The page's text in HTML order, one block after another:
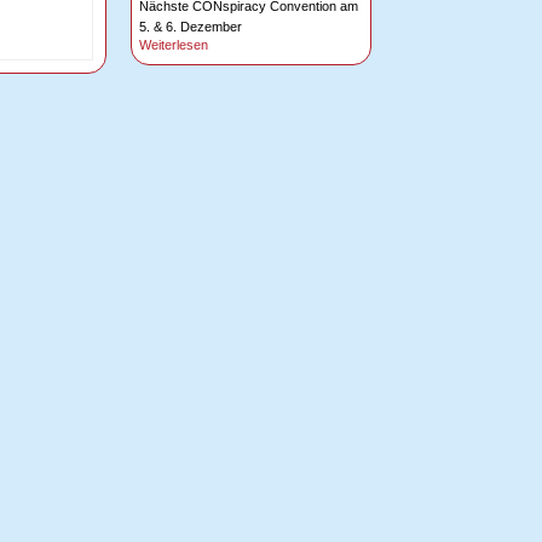
Nächste CONspiracy Convention am
5. & 6. Dezember
Weiterlesen